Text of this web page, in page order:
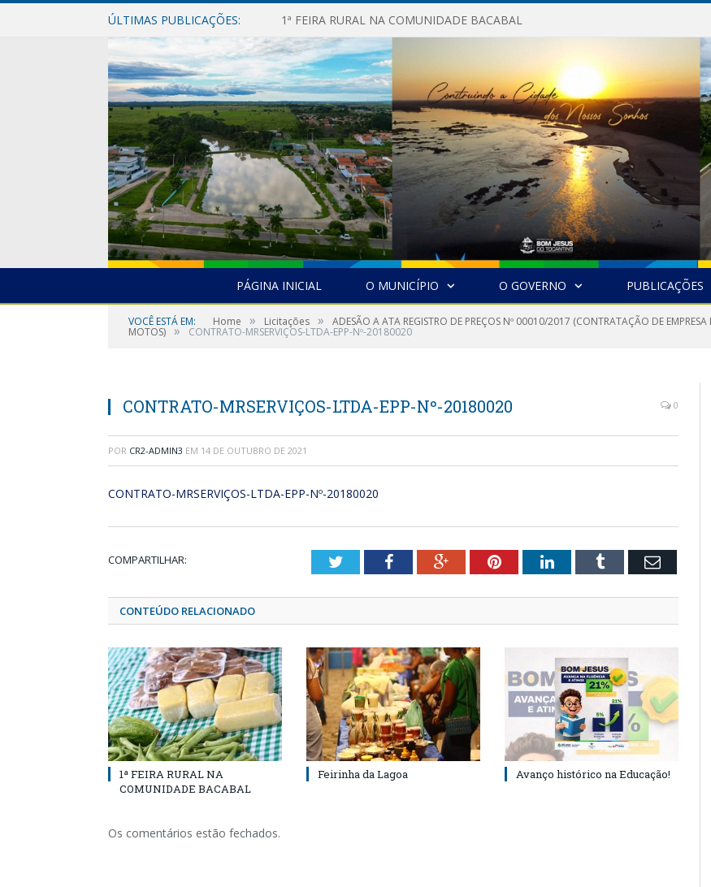
ÚLTIMAS PUBLICAÇÕES: 1ª FEIRA RURAL NA COMUNIDADE BACABAL
PÁGINA INICIAL O MUNICÍPIO O GOVERNO PUBLICAÇÕES
VOCÊ ESTÁ EM: Home » Licitações » ADESÃO A ATA REGISTRO DE PREÇOS Nº 00010/2017 (CONTRATAÇÃO DE
MOTOS) » CONTRATO-MRSERVIÇOS-LTDA-EPP-Nº-20180020
CONTRATO-MRSERVIÇOS-LTDA-EPP-Nº-20180020 0
POR CR2-ADMIN3 EM 14 DE OUTUBRO DE 2021
CONTRATO-MRSERVIÇOS-LTDA-EPP-Nº-20180020
COMPARTILHAR: TwitterFacebookGoogle+PinterestLinkedInTumblr Email
CONTEÚDO RELACIONADO
1ª FEIRA RURAL NA
COMUNIDADE BACABAL
Feirinha da Lagoa Avanço histórico na Educação!
Os comentários estão fechados.